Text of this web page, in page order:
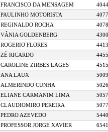
FRANCISCO DA MENSAGEM
PAULINHO MOTORISTA
REGINALDO ROCHA
VÂNIA GOLDENBERG
ROGERIO FLORES
ZÉ RICARDO
CAROLINE ZIRBES LAGES
ANA LAUX
ALMERINDO CUNHA
ELIANE CARMANIM LIMA
CLAUDIOMIRO PEREIRA
PEDRO AZEVEDO
PROFESSOR JORGE XAVIER